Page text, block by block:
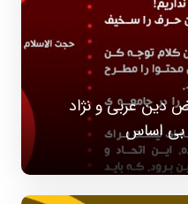
دین عربی و نژاد
بی اساس